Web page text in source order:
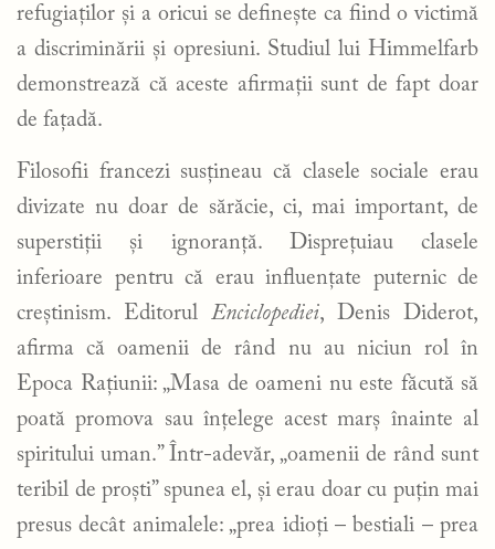
refugiaților și a oricui se definește ca fiind o victimă
a discriminării și opresiuni. Studiul lui Himmelfarb
demonstrează că aceste afirmații sunt de fapt doar
de fațadă.
Filosofii francezi susțineau că clasele sociale erau
divizate nu doar de sărăcie, ci, mai important, de
superstiții și ignoranță. Disprețuiau clasele
inferioare pentru că erau influențate puternic de
creștinism. Editorul Enciclopediei, Denis Diderot,
afirma că oamenii de rând nu au niciun rol în
Epoca Rațiunii: „Masa de oameni nu este făcută să
poată promova sau înțelege acest marș înainte al
spiritului uman.” Într-adevăr, „oamenii de rând sunt
teribil de proști” spunea el, și erau doar cu puțin mai
presus decât animalele: „prea idioți – bestiali – prea